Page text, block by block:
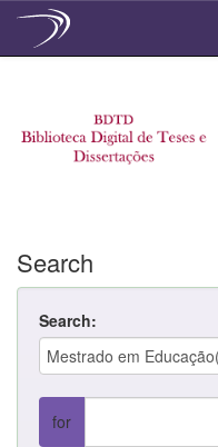
Search
Search:
for